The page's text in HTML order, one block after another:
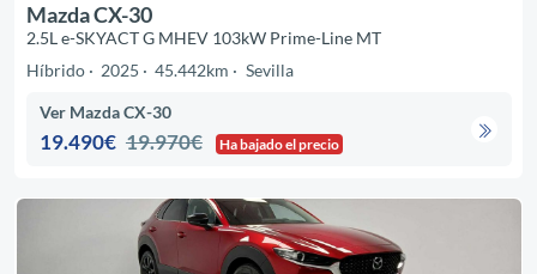
Mazda CX-30
2.5L e-SKYACT G MHEV 103kW Prime-Line MT
Híbrido
2025 45.442km Sevilla
Ver Mazda CX-30
19.490€ 19.970€ Ha bajado el precio